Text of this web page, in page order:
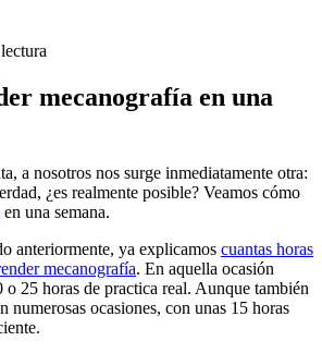
mecanografía en una
a nosotros nos surge inmediatamente otra:
¿es realmente posible? Veamos cómo
en una semana.
anteriormente, ya explicamos cuantas horas
mecanografía. En aquella ocasión
o 25 horas de practica real. Aunque también
numerosas ocasiones, con unas 15 horas